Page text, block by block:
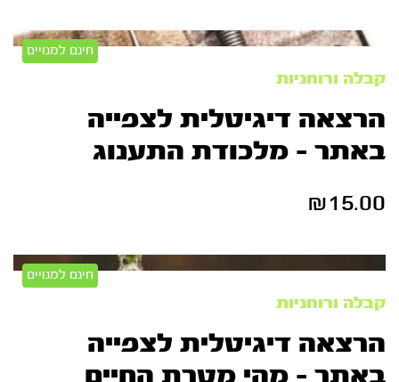
חינם למנויים
קבלה ורוחניות
הרצאה דיגיטלית לצפייה
באתר – מלכודת התענוג
₪15.00
חינם למנויים
קבלה ורוחניות
הרצאה דיגיטלית לצפייה
באתר – מהי מטרת החיים